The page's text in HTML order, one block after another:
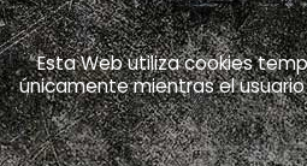
Esta Web utiliza cookies
únicamente mientras el